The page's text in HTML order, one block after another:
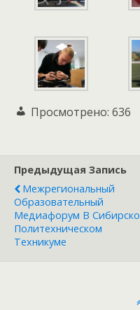
Просмотрено: 636
Предыдущая Запись
Межрегиональный
Образовательный
Медиафорум В
Политехническом
Техникуме